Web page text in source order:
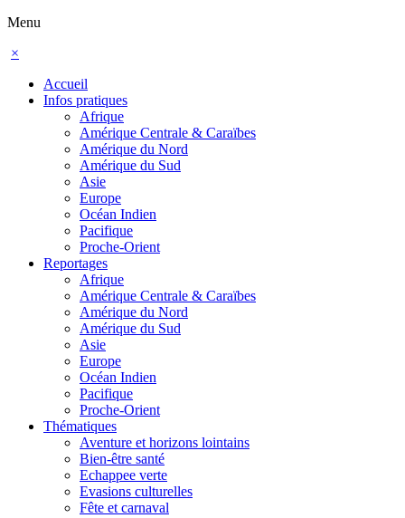
Menu
×
Accueil
Infos pratiques
Afrique
Amérique Centrale & Caraïbes
Amérique du Nord
Amérique du Sud
Asie
Europe
Océan Indien
Pacifique
Proche-Orient
Reportages
Afrique
Amérique Centrale & Caraïbes
Amérique du Nord
Amérique du Sud
Asie
Europe
Océan Indien
Pacifique
Proche-Orient
Thématiques
Aventure et horizons lointains
Bien-être santé
Echappee verte
Evasions culturelles
Fête et carnaval